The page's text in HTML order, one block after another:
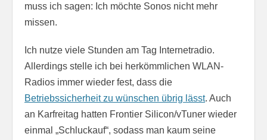
muss ich sagen: Ich möchte Sonos nicht mehr
missen.
Ich nutze viele Stunden am Tag Internetradio.
Allerdings stelle ich bei herkömmlichen WLAN-
Radios immer wieder fest, dass die
Betriebssicherheit zu wünschen übrig lässt. Auch
an Karfreitag hatten Frontier Silicon/vTuner wieder
einmal „Schluckauf“, sodass man kaum seine